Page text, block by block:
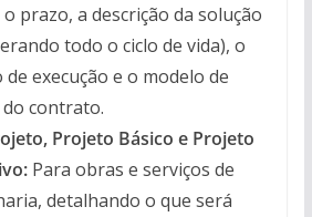
prazo, a descrição da solução
todo o ciclo de vida), o
de execução e o modelo de
contrato.
Projeto Básico e Projeto
Para obras e serviços de
detalhando o que será